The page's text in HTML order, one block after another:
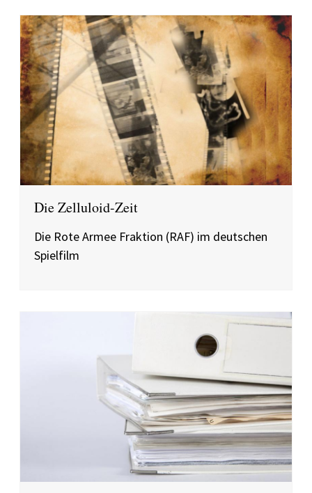
Die Zelluloid-Zeit
Die Rote Armee Fraktion (RAF) im deutschen
Spielfilm